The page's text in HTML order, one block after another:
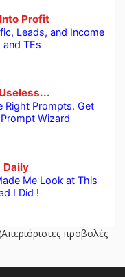
προβολές